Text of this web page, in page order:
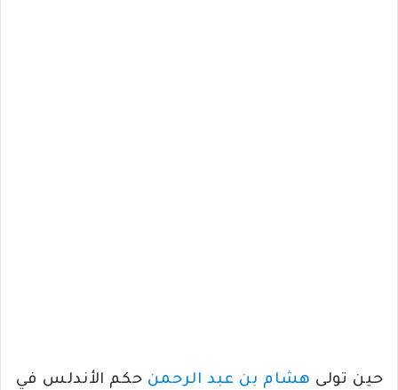
حين تولى هشام بن عبد الرحمن حكم الأندلس في